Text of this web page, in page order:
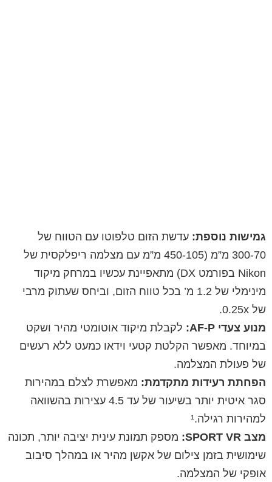
גמישות נוספת: עדשת הזום טלפוטו עם הטווח של
70-‏300 מ”מ (105-‏450 מ”מ עם מצלמה ריפלקסית של
Nikon בפורמט DX) מתאפיינת עכשיו במרחק מיקוד
מינימלי של 1.2 מ’ בכל טווח הזום, וביחס שעתוק מרבי
של 0.25x.
מנוע צעדי AF-P:
לקבלת מיקוד אוטומטי מהיר ושקט
במיוחד. מאפשר הקלטת קטעי וידאו כמעט ללא רעשים
של פעולת המצלמה.
הפחתת רעידות מתקדמת: מאפשרת לצלם במהירות
סגר איטית יותר בשיעור של עד 4.5 עצירות בהשוואה
למהירות רגילה.¹
מצב SPORT VR:
מספק תמונת עינית יציבה יותר, תכונה
שימושית בזמן צילום של אקשן מהיר או במהלך סיבוב
אופקי של המצלמה.